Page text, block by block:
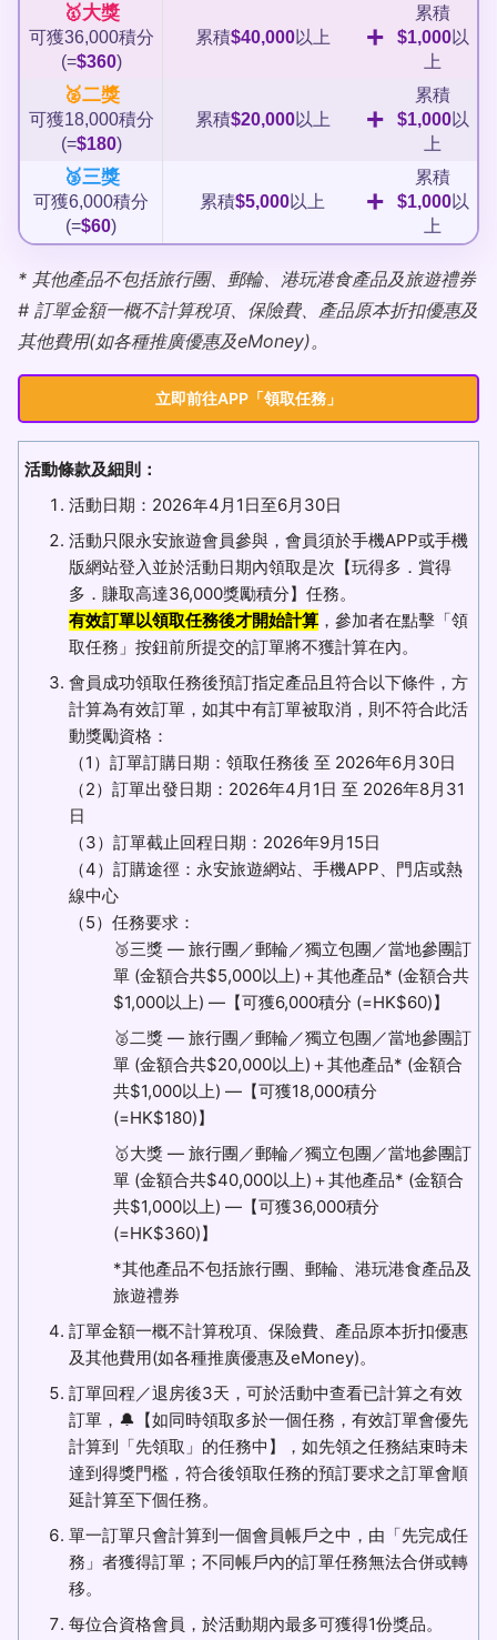
🥇大獎
可獲36,000積分
(=$360)
累積$40,000以上 +
累積
$1,000以
上
🥈二獎
可獲18,000積分
(=$180)
累積$20,000以上 +
累積
$1,000以
上
🥉三獎
可獲6,000積分
(=$60)
累積$5,000以上 +
累積
$1,000以
上
* 其他產品不包括旅行團、郵輪、港玩港食產品及旅遊禮券
# 訂單金額一概不計算稅項、保險費、產品原本折扣優惠及
其他費用(如各種推廣優惠及eMoney)。
立即前往APP「領取任務」
活動條款及細則：
活動日期：2026年4月1日至6月30日
活動只限永安旅遊會員參與，會員須於手機APP或手機
版網站登入並於活動日期內領取是次【玩得多．賞得
多．賺取高達36,000獎勵積分】任務。
有效訂單以領取任務後才開始計算 ，參加者在點擊「領
取任務」按鈕前所提交的訂單將不獲計算在內。
會員成功領取任務後預訂指定產品且符合以下條件，方
計算為有效訂單，如其中有訂單被取消，則不符合此活
動獎勵資格：
（1）訂單訂購日期：領取任務後 至 2026年6月30日
（2）訂單出發日期：2026年4月1日 至 2026年8月31
日
（3）訂單截止回程日期：2026年9月15日
（4）訂購途徑：永安旅遊網站、手機APP、門店或熱
線中心
（5）任務要求：
🥉三獎 — 旅行團／郵輪／獨立包團／當地參團訂
單 (金額合共$5,000以上)＋其他產品* (金額合共
$1,000以上) —【可獲6,000積分 (=HK$60)】
🥈二獎 — 旅行團／郵輪／獨立包團／當地參團訂
單 (金額合共$20,000以上)＋其他產品* (金額合
共$1,000以上) —【可獲18,000積分
(=HK$180)】
🥇大獎 — 旅行團／郵輪／獨立包團／當地參團訂
單 (金額合共$40,000以上)＋其他產品* (金額合
共$1,000以上) —【可獲36,000積分
(=HK$360)】
*其他產品不包括旅行團、郵輪、港玩港食產品及
旅遊禮券
訂單金額一概不計算稅項、保險費、產品原本折扣優惠
及其他費用(如各種推廣優惠及eMoney)。
訂單回程／退房後3天，可於活動中查看已計算之有效
訂單，🔔【如同時領取多於一個任務，有效訂單會優先
計算到「先領取」的任務中】，如先領之任務結束時未
達到得獎門檻，符合後領取任務的預訂要求之訂單會順
延計算至下個任務。
單一訂單只會計算到一個會員帳戶之中，由「先完成任
務」者獲得訂單；不同帳戶內的訂單任務無法合併或轉
移。
每位合資格會員，於活動期內最多可獲得1份獎品。